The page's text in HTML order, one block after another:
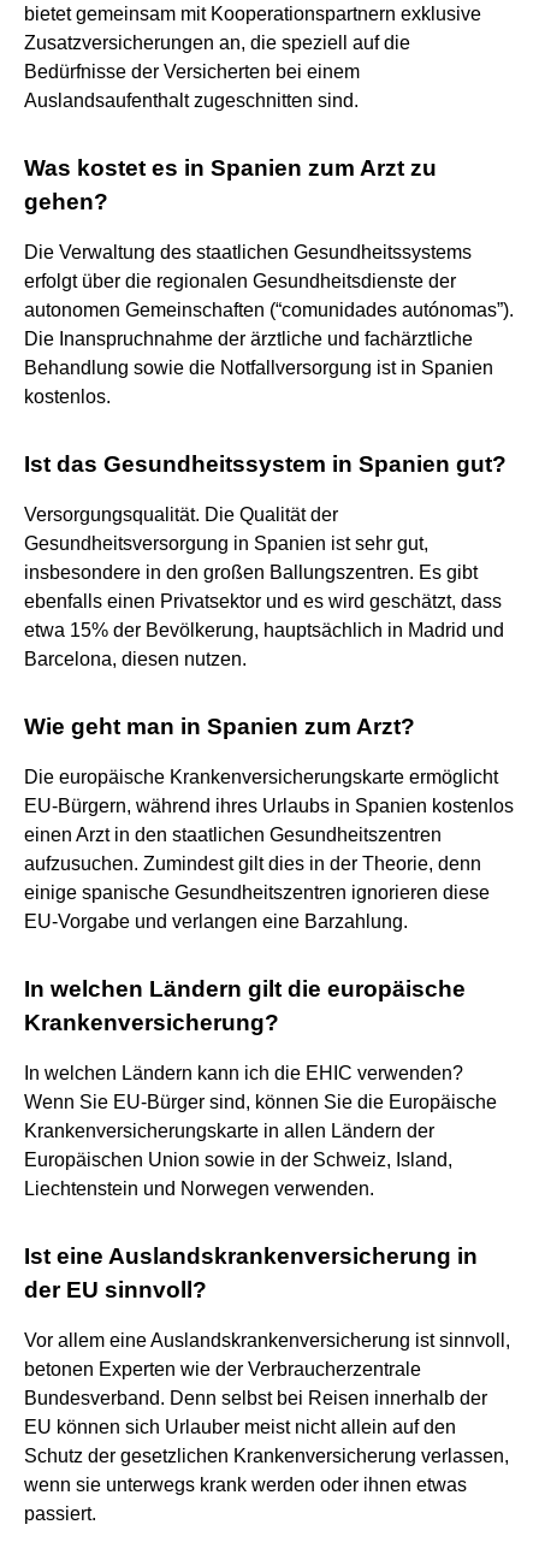
bietet gemeinsam mit Kooperationspartnern exklusive
Zusatzversicherungen an, die speziell auf die
Bedürfnisse der Versicherten bei einem
Auslandsaufenthalt zugeschnitten sind.
Was kostet es in Spanien zum Arzt zu
gehen?
Die Verwaltung des staatlichen Gesundheitssystems
erfolgt über die regionalen Gesundheitsdienste der
autonomen Gemeinschaften (“comunidades autónomas”).
Die Inanspruchnahme der ärztliche und fachärztliche
Behandlung sowie die Notfallversorgung ist in Spanien
kostenlos.
Ist das Gesundheitssystem in Spanien gut?
Versorgungsqualität. Die Qualität der
Gesundheitsversorgung in Spanien ist sehr gut,
insbesondere in den großen Ballungszentren. Es gibt
ebenfalls einen Privatsektor und es wird geschätzt, dass
etwa 15% der Bevölkerung, hauptsächlich in Madrid und
Barcelona, diesen nutzen.
Wie geht man in Spanien zum Arzt?
Die europäische Krankenversicherungskarte ermöglicht
EU-Bürgern, während ihres Urlaubs in Spanien kostenlos
einen Arzt in den staatlichen Gesundheitszentren
aufzusuchen. Zumindest gilt dies in der Theorie, denn
einige spanische Gesundheitszentren ignorieren diese
EU-Vorgabe und verlangen eine Barzahlung.
In welchen Ländern gilt die europäische
Krankenversicherung?
In welchen Ländern kann ich die EHIC verwenden?
Wenn Sie EU-Bürger sind, können Sie die Europäische
Krankenversicherungskarte in allen Ländern der
Europäischen Union sowie in der Schweiz, Island,
Liechtenstein und Norwegen verwenden.
Ist eine Auslandskrankenversicherung in
der EU sinnvoll?
Vor allem eine Auslandskrankenversicherung ist sinnvoll,
betonen Experten wie der Verbraucherzentrale
Bundesverband. Denn selbst bei Reisen innerhalb der
EU können sich Urlauber meist nicht allein auf den
Schutz der gesetzlichen Krankenversicherung verlassen,
wenn sie unterwegs krank werden oder ihnen etwas
passiert.